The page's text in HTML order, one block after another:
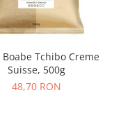
Boabe Tchibo Creme
Suisse, 500g
48,70 RON